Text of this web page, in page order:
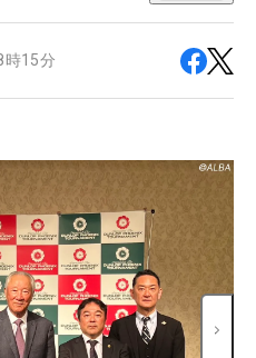
時15分